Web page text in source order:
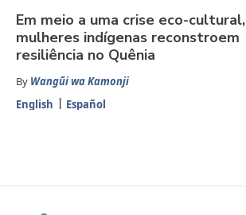
Em meio a uma crise eco-cultural,
mulheres indígenas reconstroem
resiliência no Quênia
By Wangũi wa Kamonji
English
Español